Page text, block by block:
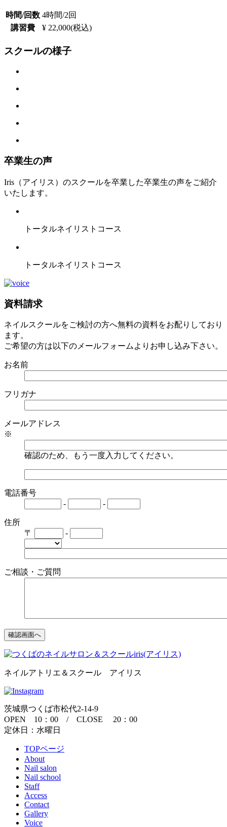
時間/回数 4時間/2回
講習費
¥ 22,000(税込)
スクールの様子
卒業生の声
Iris（アイリス）のスクールを卒業した卒業生の声をご紹介
いたします。
トータルネイリストコース
トータルネイリストコース
資料請求
ネイルスクールをご検討の方へ無料の資料をお配りしており
ます。
ご希望の方は以下のメールフォームよりお申し込み下さい。
お名前
フリガナ
メールアドレス
※
確認のため、もう一度入力してください。
電話番号
-
-
住所
〒
-
ご相談・ご質問
ネイルアトリエ＆スクール アイリス
茨城県つくば市松代2-14-9
OPEN 10：00 / CLOSE 20：00
定休日：水曜日
TOPページ
About
Nail salon
Nail school
Staff
Access
Contact
Gallery
Voice